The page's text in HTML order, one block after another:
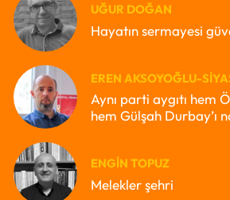
UĞUR DOĞAN
Hayatın sermayesi
EREN AKSOYOĞLU-
Aynı parti aygıtı hem
hem Gülşah Durbay’ı
ENGIN TOPUZ
Melekler şehri